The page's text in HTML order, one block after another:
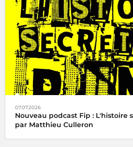
07.07.2026
Nouveau podcast Fip : L'histoire
par Matthieu Culleron